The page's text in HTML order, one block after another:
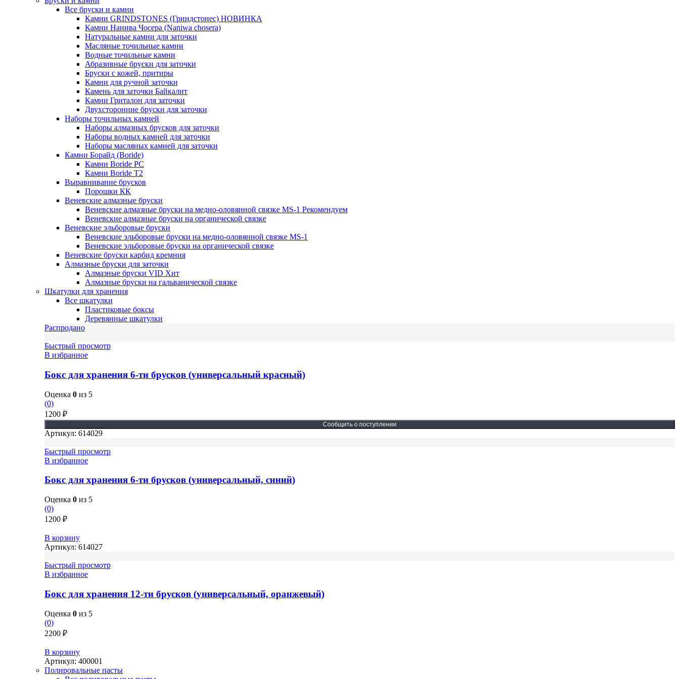
Все бруски и камни
Камни GRINDSTONES (Гриндстонес) НОВИНКА
Камни Нанива Чосера (Naniwa chosera)
Натуральные камни для заточки
Масляные точильные камни
Водные точильные камни
Абразивные бруски для заточки
Бруски с кожей, притиры
Камни для ручной заточки
Камень для заточки Байкалит
Камни Гриталон для заточки
Двухсторонние бруски для заточки
Наборы точильных камней
Наборы алмазных брусков для заточки
Наборы водных камней для заточки
Наборы масляных камней для заточки
Камни Борайд (Boride)
Камни Boride PC
Камни Boride T2
Выравнивание брусков
Порошки КК
Веневские алмазные бруски
Веневские алмазные бруски на медно-оловянной связке MS-1 Рекомендуем
Веневские алмазные бруски на органической связке
Веневские эльборовые бруски
Веневские эльборовые бруски на медно-оловянной связке MS-1
Веневские эльборовые бруски на органической связке
Веневские бруски карбид кремния
Алмазные бруски для заточки
Алмазные бруски VID Хит
Алмазные бруски на гальванической связке
Шкатулки для хранения
Все шкатулки
Пластиковые боксы
Деревянные шкатулки
Распродано
Быстрый просмотр
В избранное
Бокс для хранения 6-ти брусков (универсальный красный)
Оценка 0 из 5
(0)
1200 ₽
Артикул: 614029
Быстрый просмотр
В избранное
Бокс для хранения 6-ти брусков (универсальный, синий)
Оценка 0 из 5
(0)
1200 ₽
В корзину
Артикул: 614027
Быстрый просмотр
В избранное
Бокс для хранения 12-ти брусков (универсальный, оранжевый)
Оценка 0 из 5
(0)
2200 ₽
В корзину
Артикул: 400001
Полировальные пасты